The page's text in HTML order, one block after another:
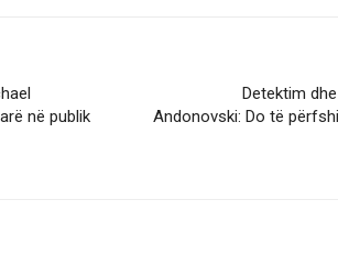
në publik
Detektim
Andonovski: Do të